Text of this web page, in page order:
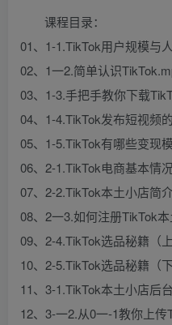
课程目录：
01、1-1.TikTok用户规模与
02、1一2.简单认识
03、1-3.手把手教你下载
04、1-4.TikTok发布短视频
05、1-5.TikTok有哪些变现
06、2-1.TikTok电商基本情
07、2-2.TikTok本土小店简
08、2一3.如何注册TikTok
09、2-4.TikTok选品秘籍（
10、2-5.TikTok选品秘籍（
11、3-1.TikTok本土小店后
12、3-一2.从0一-1教你上